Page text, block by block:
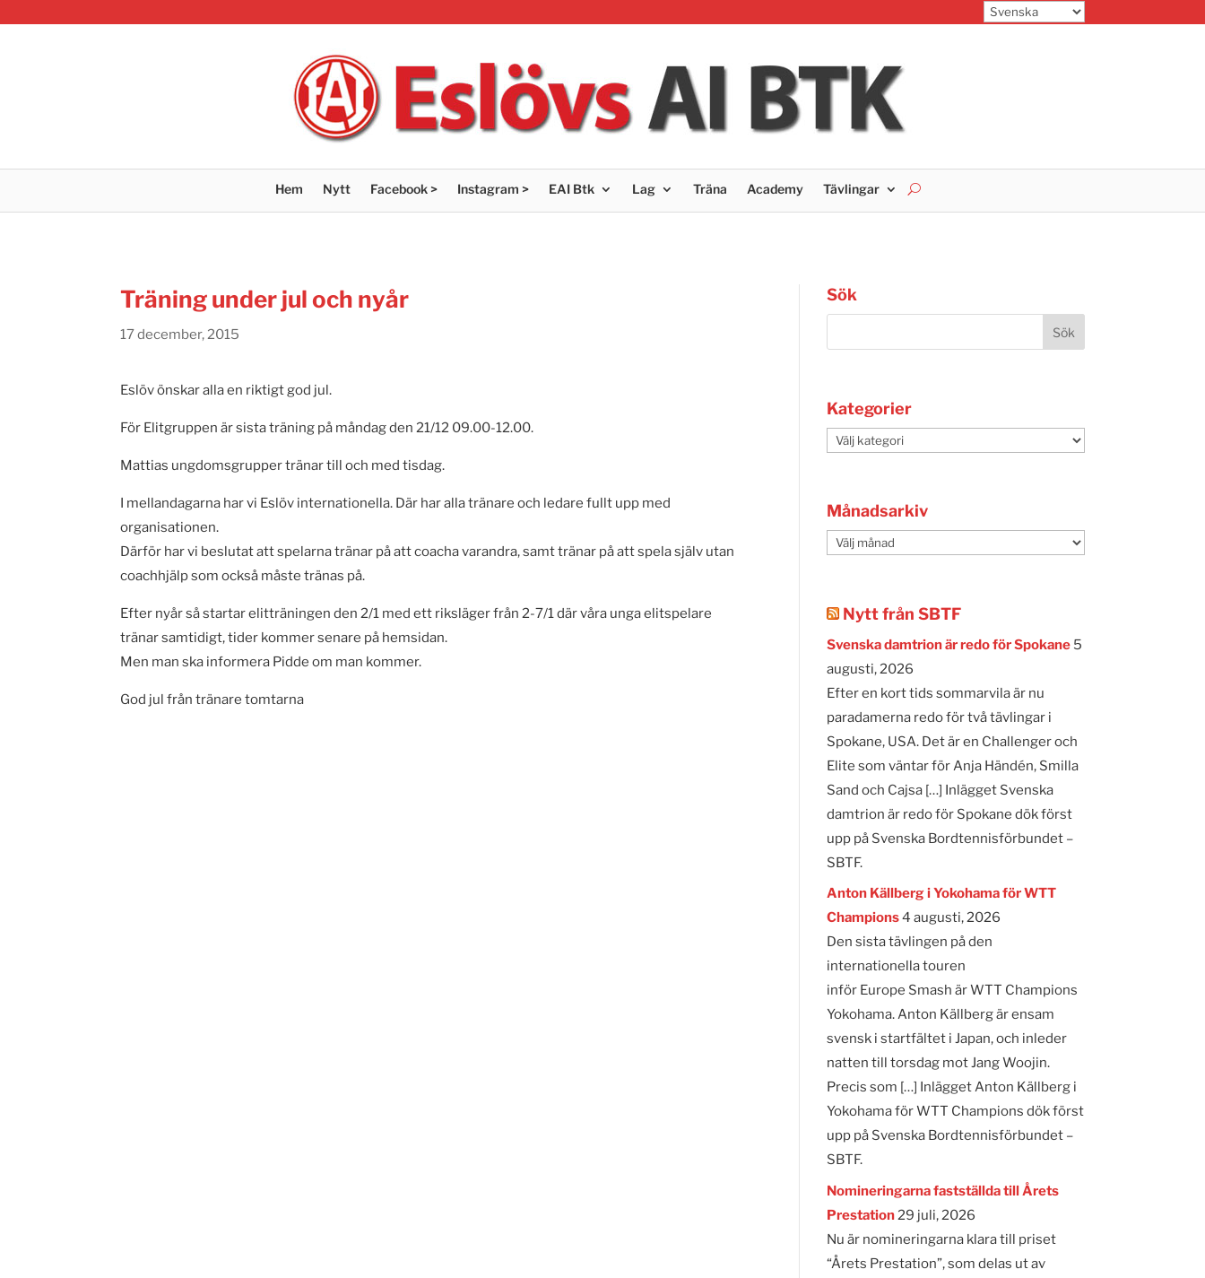
Hem Nytt Facebook > Instagram > EAI Btk Lag Träna Academy Tävlingar
Träning under jul och nyår
17 december, 2015
Eslöv önskar alla en riktigt god jul.
För Elitgruppen är sista träning på måndag den 21/12 09.00-12.00.
Mattias ungdomsgrupper tränar till och med tisdag.
I mellandagarna har vi Eslöv internationella. Där har alla tränare och ledare fullt upp med
organisationen.
Därför har vi beslutat att spelarna tränar på att coacha varandra, samt tränar på att spela själv utan
coachhjälp som också måste tränas på.
Efter nyår så startar elitträningen den 2/1 med ett riksläger från 2-7/1 där våra unga elitspelare
tränar samtidigt, tider kommer senare på hemsidan.
Men man ska informera Pidde om man kommer.
God jul från tränare tomtarna
Sök
Kategorier
Kategorier
Månadsarkiv
Månadsarkiv
Nytt från SBTF
Svenska damtrion är redo för Spokane 5
augusti, 2026
Efter en kort tids sommarvila är nu
paradamerna redo för två tävlingar i
Spokane, USA. Det är en Challenger och
Elite som väntar för Anja Händén, Smilla
Sand och Cajsa […] Inlägget Svenska
damtrion är redo för Spokane dök först
upp på Svenska Bordtennisförbundet –
SBTF.
Anton Källberg i Yokohama för WTT
Champions4 augusti, 2026
Den sista tävlingen på den
internationella touren
inför Europe Smash är WTT Champions
Yokohama. Anton Källberg är ensam
svensk i startfältet i Japan, och inleder
natten till torsdag mot Jang Woojin.
Precis som […] Inlägget Anton Källberg i
Yokohama för WTT Champions dök först
upp på Svenska Bordtennisförbundet –
SBTF.
Nomineringarna fastställda till Årets
Prestation 29 juli, 2026
Nu är nomineringarna klara till priset
“Årets Prestation”, som delas ut av